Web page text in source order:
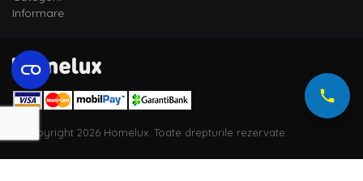
Informare
© Copyright 2026 Homelux. Toate drepturile rezervate.